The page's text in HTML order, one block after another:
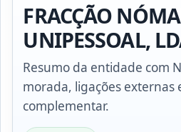
FRACÇÃO
UNIPESSOAL,
Resumo da entidade com
morada, ligações externas
complementar.